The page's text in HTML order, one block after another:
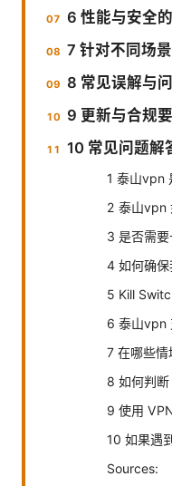
6 性能与安全
7 针对不同场
8 常见误解与
9 更新与合规
10 常见问题解
1 泰山vpn
2 泰山vpn
3 是否需要
4 如何确保
5 Kill
6 泰山vpn
7 在哪些情
8 如何判断
9 使用
10 如果遇
Sources: